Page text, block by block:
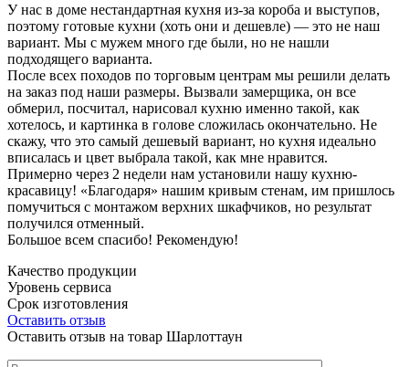
У нас в доме нестандартная кухня из-за короба и выступов,
поэтому готовые кухни (хоть они и дешевле) — это не наш
вариант. Мы с мужем много где были, но не нашли
подходящего варианта.
После всех походов по торговым центрам мы решили делать
на заказ под наши размеры. Вызвали замерщика, он все
обмерил, посчитал, нарисовал кухню именно такой, как
хотелось, и картинка в голове сложилась окончательно. Не
скажу, что это самый дешевый вариант, но кухня идеально
вписалась и цвет выбрала такой, как мне нравится.
Примерно через 2 недели нам установили нашу кухню-
красавицу! «Благодаря» нашим кривым стенам, им пришлось
помучиться с монтажом верхних шкафчиков, но результат
получился отменный.
Большое всем спасибо! Рекомендую!
Качество продукции
Уровень сервиса
Срок изготовления
Оставить отзыв
Оставить отзыв на товар Шарлоттаун